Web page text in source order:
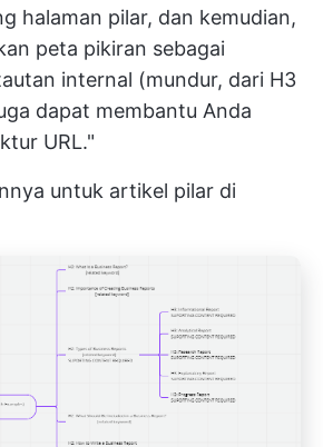
halaman pilar, dan kemudian,
peta pikiran sebagai
internal (mundur, dari H3
dapat membantu Anda
URL."
untuk artikel pilar di